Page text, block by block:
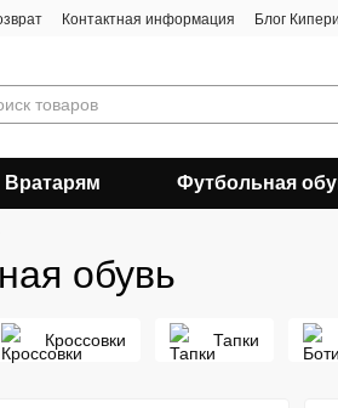
Контактная информация Блог
Вратарям Футбольная
обувь
Кроссовки Тапки